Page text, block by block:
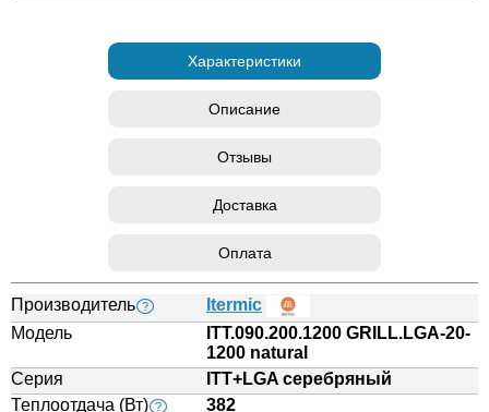
Характеристики
Описание
Отзывы
Доставка
Оплата
Производитель ?
Itermic
Модель
ITT.090.200.1200 GRILL.LGA-20-
1200 natural
Серия
ITT+LGA серебряный
Теплоотдача (Вт) ?
382